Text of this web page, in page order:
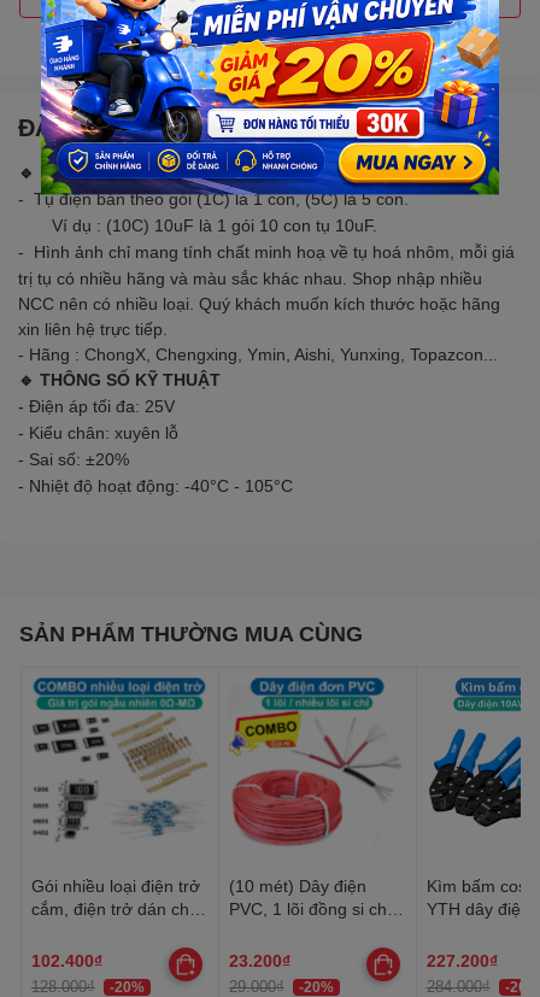
Gọi đặt mua0907088123(7:30 - 17:00)
ĐẶC ĐIỂM NỔI BẬT
🔹 LƯU Ý
- Tụ điện bán theo gói (1C) là 1 con, (5C) là 5 con.
Ví dụ : (10C) 10uF là 1 gói 10 con tụ 10uF.
- Hình ảnh chỉ mang tính chất minh hoạ về tụ hoá nhôm, mỗi giá
trị tụ có nhiều hãng và màu sắc khác nhau. Shop nhập nhiều
NCC nên có nhiều loại. Quý khách muốn kích thước hoặc hãng
xin liên hệ trực tiếp.
- Hãng : ChongX, Chengxing, Ymin, Aishi, Yunxing, Topazcon...
🔹 THÔNG SỐ KỸ THUẬT
- Điện áp tối đa: 25V
- Kiểu chân: xuyên lỗ
- Sai số: ±20%
- Nhiệt độ hoạt động: -40°C - 105°C
SẢN PHẨM THƯỜNG MUA CÙNG
Gói nhiều loại điện trở
cắm, điện trở dán cho
102.400₫
128.000₫ -20%
(10 mét) Dây điện
PVC, 1 lõi đồng si chì,
22AWG
23.200₫
29.000₫ -20%
Kìm bấm cos
YTH dây điện
227.200₫
284.000₫ -20%